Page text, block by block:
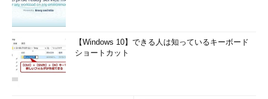
る、「Yahoo! JAPAN HTTPS化への道のり」。
適用
完全HTTPS化の開始当初、ヤフーが運営するサービスは100以
上、FQDN（Fully Qualified Domain Name）単位で1000以上あっ
【Windows 10】できる人は知っているキーボード
ショートカット